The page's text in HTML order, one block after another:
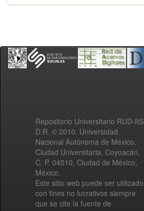
Repositorio Universitario RUD-IIS
D.R. © 2010. Universidad
Nacional Autónoma de México.
Ciudad Universitaria, Coyoacán,
C. P. 04510, Ciudad de México,
México.
Este sitio web puede ser utilizado
con fines no lucrativos siempre
que se cite la fuente de